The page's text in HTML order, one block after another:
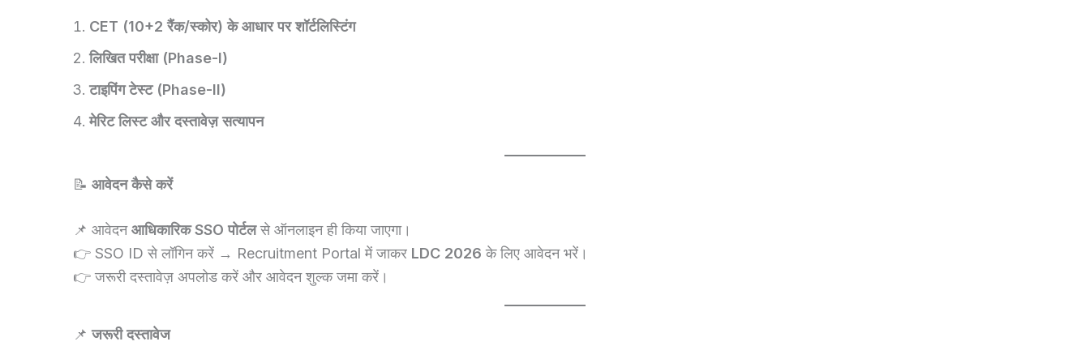
CET (10+2 रैंक/स्कोर) के आधार पर शॉर्टलिस्टिंग
लिखित परीक्षा (Phase-I)
टाइपिंग टेस्ट (Phase-II)
मेरिट लिस्ट और दस्तावेज़ सत्यापन
📝 आवेदन कैसे करें
📌 आवेदनआधिकारिक SSO पोर्टलसे ऑनलाइन ही किया जाएगा।
👉 SSO ID से लॉगिन करें → Recruitment Portal में जाकर LDC 2026 के लिए आवेदन भरें।
👉 जरूरी दस्तावेज़ अपलोड करें और आवेदन शुल्क जमा करें।
📌जरूरी दस्तावेज